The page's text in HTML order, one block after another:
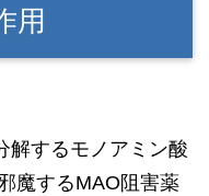
用
解するモノアミン酸
魔するMAO阻害薬